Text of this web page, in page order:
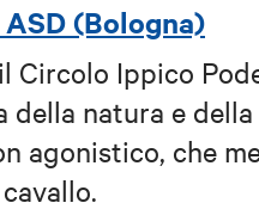
(Bologna)
Circolo Ippico
della natura e
agonistico, che